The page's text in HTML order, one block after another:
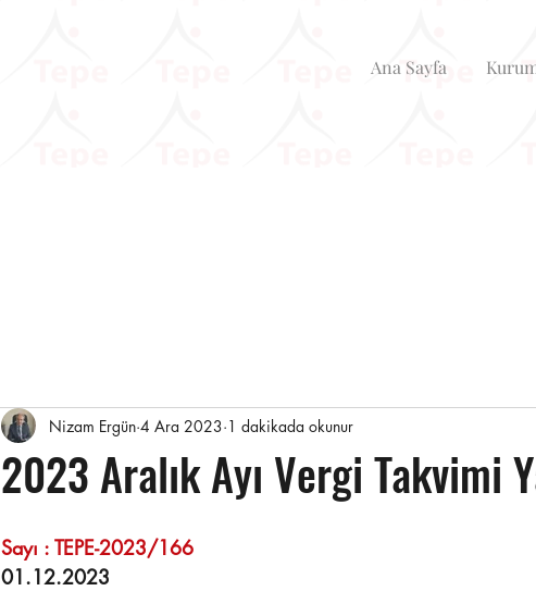
Ana Sayfa
2023 Aralık Ayı Vergi Takvimi
Nizam Ergün 4 Ara 2023 1 dakikada okunur
01.12.2023